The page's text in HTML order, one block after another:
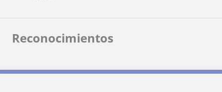
Reconocimientos